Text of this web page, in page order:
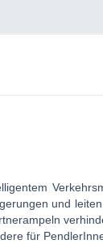
und
für